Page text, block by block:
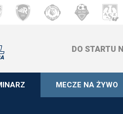
DO STARTU
MECZE NA ŻYWO